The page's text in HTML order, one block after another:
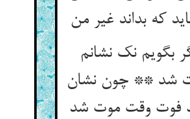
که بداند غیر من‏
بگویم نک نشانم
شد ** چون نشان
فوت وقت موت شد